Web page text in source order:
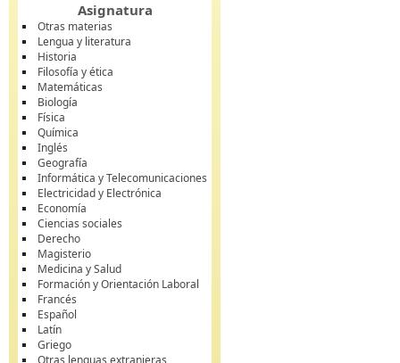
Asignatura
Otras materias
Lengua y literatura
Historia
Filosofía y ética
Matemáticas
Biología
Física
Química
Inglés
Geografía
Informática y Telecomunicaciones
Electricidad y Electrónica
Economía
Ciencias sociales
Derecho
Magisterio
Medicina y Salud
Formación y Orientación Laboral
Francés
Español
Latín
Griego
Otras lenguas extranjeras